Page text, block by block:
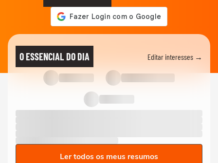
O ESSENCIAL DO DIA Editar interesses →
Ler todos os meus resumos